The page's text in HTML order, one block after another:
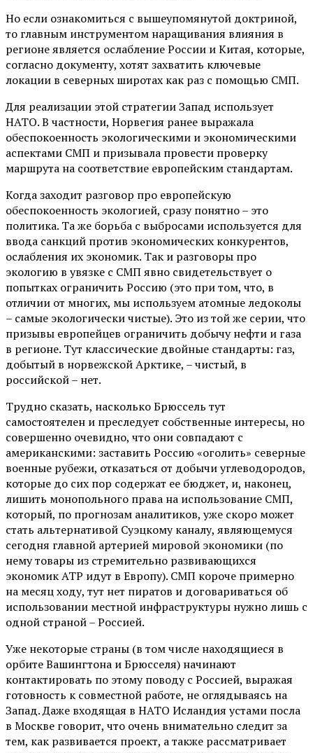
Но если ознакомиться с вышеупомянутой доктриной,
то главным инструментом наращивания влияния в
регионе является ослабление России и Китая, которые,
согласно документу, хотят захватить ключевые
локации в северных широтах как раз с помощью СМП.
Для реализации этой стратегии Запад использует
НАТО. В частности, Норвегия ранее выражала
обеспокоенность экологическими и экономическими
аспектами СМП и призывала провести проверку
маршрута на соответствие европейским стандартам.
Когда заходит разговор про европейскую
обеспокоенность экологией, сразу понятно – это
политика. Та же борьба с выбросами используется для
ввода санкций против экономических конкурентов,
ослабления их экономик. Так и разговоры про
экологию в увязке с СМП явно свидетельствует о
попытках ограничить Россию (это при том, что, в
отличии от многих, мы используем атомные ледоколы
– самые экологически чистые). Это из той же серии, что
призывы европейцев ограничить добычу нефти и газа
в регионе. Тут классические двойные стандарты: газ,
добытый в норвежской Арктике, – чистый, в
российской – нет.
Трудно сказать, насколько Брюссель тут
самостоятелен и преследует собственные интересы, но
совершенно очевидно, что они совпадают с
американскими: заставить Россию «оголить» северные
военные рубежи, отказаться от добычи углеводородов,
которые до сих пор содержат ее бюджет, и, наконец,
лишить монопольного права на использование СМП,
который, по прогнозам аналитиков, уже скоро может
стать альтернативой Суэцкому каналу, являющемуся
сегодня главной артерией мировой экономики (по
нему товары из стремительно развивающихся
экономик АТР идут в Европу). СМП короче примерно
на месяц ходу, тут нет пиратов и договариваться об
использовании местной инфраструктуры нужно лишь с
одной страной – Россией.
Уже некоторые страны (в том числе находящиеся в
орбите Вашингтона и Брюсселя) начинают
контактировать по этому поводу с Россией, выражая
готовность к совместной работе, не оглядываясь на
Запад. Даже входящая в НАТО Исландия устами посла
в Москве говорит, что очень внимательно следит за
тем, как развивается проект, а также рассматривает